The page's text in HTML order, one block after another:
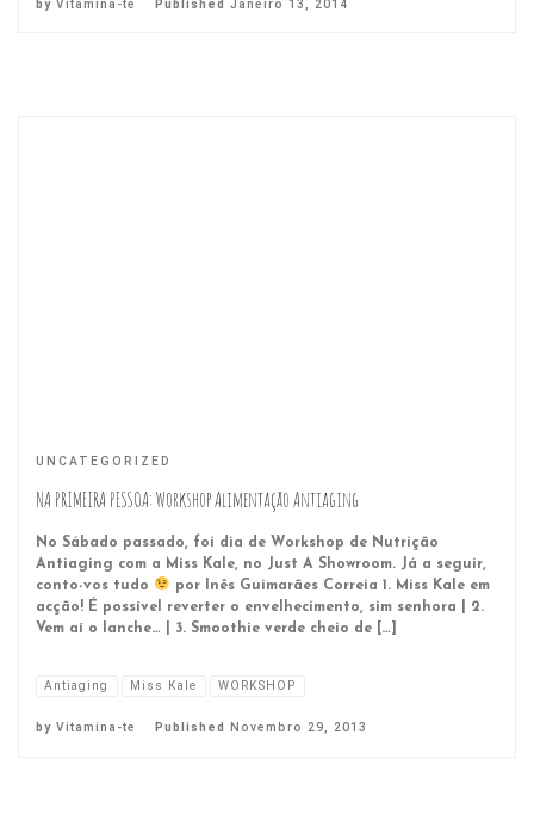
by Vitamina-te Published Janeiro 13, 2014
UNCATEGORIZED
NA PRIMEIRA PESSOA: Workshop Alimentação Antiaging
No Sábado passado, foi dia de Workshop de Nutrição
Antiaging com a Miss Kale, no Just A Showroom. Já a seguir,
conto-vos tudo
por Inês Guimarães Correia 1. Miss Kale em
acção! É possível reverter o envelhecimento, sim senhora | 2.
Vem aí o lanche… | 3. Smoothie verde cheio de […]
Antiaging Miss Kale WORKSHOP
by Vitamina-te Published Novembro 29, 2013